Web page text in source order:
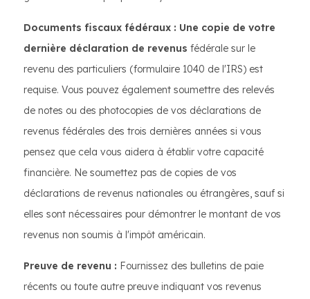
Documents fiscaux fédéraux : Une copie de votre
dernière déclaration de revenus fédérale sur le
revenu des particuliers (formulaire 1040 de l'IRS) est
requise. Vous pouvez également soumettre des relevés
de notes ou des photocopies de vos déclarations de
revenus fédérales des trois dernières années si vous
pensez que cela vous aidera à établir votre capacité
financière. Ne soumettez pas de copies de vos
déclarations de revenus nationales ou étrangères, sauf si
elles sont nécessaires pour démontrer le montant de vos
revenus non soumis à l'impôt américain.
Preuve de revenu : Fournissez des bulletins de paie
récents ou toute autre preuve indiquant vos revenus